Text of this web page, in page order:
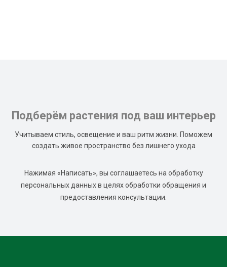
Подберём растения под ваш интерьер
Учитываем стиль, освещение и ваш ритм жизни. Поможем
создать живое пространство без лишнего ухода
Нажимая «Написать», вы соглашаетесь на обработку
персональных данных в целях обработки обращения и
предоставления консультации.